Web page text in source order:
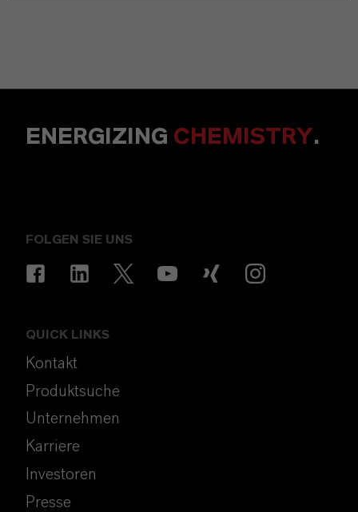
ENERGIZING CHEMISTRY.
FOLGEN SIE UNS
QUICK LINKS
Kontakt
Produktsuche
Unternehmen
Karriere
Investoren
Presse